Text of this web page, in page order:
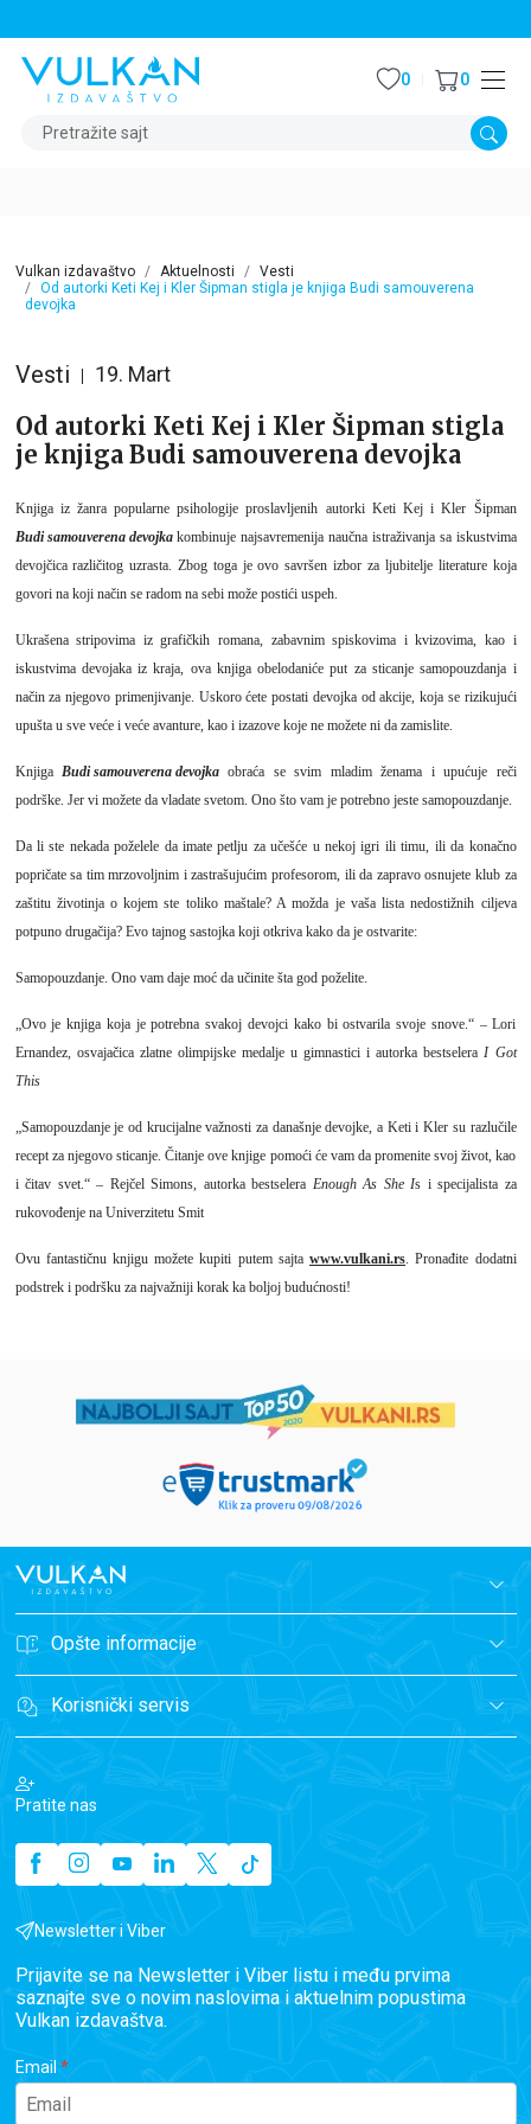
Pretražite sajt
0 0
Vulkan izdavaštvo Aktuelnosti
Vesti
Od autorki Keti Kej i Kler Šipman stigla je knjiga Budi samouverena
devojka
Vesti 19. Mart
Od autorki Keti Kej i Kler Šipman stigla
je knjiga Budi samouverena devojka
Knjiga iz žanra popularne psihologije proslavljenih autorki Keti Kej i Kler Šipman
Budi samouverena devojka kombinuje najsavremenija naučna istraživanja sa iskustvima
devojčica različitog uzrasta. Zbog toga je ovo savršen izbor za ljubitelje literature koja
govori na koji način se radom na sebi može postići uspeh.
Ukrašena stripovima iz grafičkih romana, zabavnim spiskovima i kvizovima, kao i
iskustvima devojaka iz kraja, ova knjiga obelodaniće put za sticanje samopouzdanja i
način za njegovo primenjivanje. Uskoro ćete postati devojka od akcije, koja se rizikujući
upušta u sve veće i veće avanture, kao i izazove koje ne možete ni da zamislite.
Knjiga Budi samouverena devojka obraća se svim mladim ženama i upućuje reči
podrške. Jer vi možete da vladate svetom. Ono što vam je potrebno jeste samopouzdanje.
Da li ste nekada poželele da imate petlju za učešće u nekoj igri ili timu, ili da konačno
popričate sa tim mrzovoljnim i zastrašujućim profesorom, ili da zapravo osnujete klub za
zaštitu životinja o kojem ste toliko maštale? A možda je vaša lista nedostižnih ciljeva
potpuno drugačija? Evo tajnog sastojka koji otkriva kako da je ostvarite:
Samopouzdanje. Ono vam daje moć da učinite šta god poželite.
„Ovo je knjiga koja je potrebna svakoj devojci kako bi ostvarila svoje snove.“ – Lori
Ernandez, osvajačica zlatne olimpijske medalje u gimnastici i autorka bestseleraI Got
This
„Samopouzdanje je od krucijalne važnosti za današnje devojke, a Keti i Kler su razlučile
recept za njegovo sticanje. Čitanje ove knjige pomoći će vam da promenite svoj život, kao
i čitav svet.“ – Rejčel Simons, autorka bestselera Enough As She Is i specijalista za
rukovođenje na Univerzitetu Smit
Ovu fantastičnu knjigu možete kupiti putem sajtawww.vulkani.rs. Pronađite dodatni
podstrek i podršku za najvažniji korak ka boljoj budućnosti!
Opšte informacije
Korisnički servis
Pratite nas
Newsletter i Viber
Prijavite se na Newsletter i Viber listu i među prvima
saznajte sve o novim naslovima i aktuelnim popustima
Vulkan izdavaštva.
Email